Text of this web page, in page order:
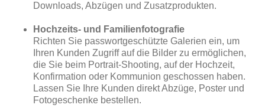
Downloads, Abzügen und Zusatzprodukten.
Hochzeits- und Familienfotografie
Richten Sie passwortgeschützte Galerien ein, um
Ihren Kunden Zugriff auf die Bilder zu ermöglichen,
die Sie beim Portrait-Shooting, auf der Hochzeit,
Konfirmation oder Kommunion geschossen haben.
Lassen Sie Ihre Kunden direkt Abzüge, Poster und
Fotogeschenke bestellen.